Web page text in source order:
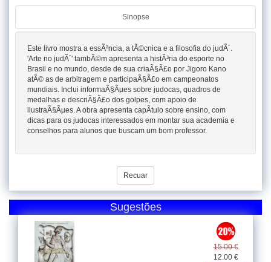
Sinopse
Este livro mostra a essÃªncia, a tÃ©cnica e a filosofia do judÃ´.
'Arte no judÃ´' tambÃ©m apresenta a histÃ³ria do esporte no
Brasil e no mundo, desde de sua criaÃ§Ã£o por Jigoro Kano
atÃ© as de arbitragem e participaÃ§Ã£o em campeonatos
mundiais. Inclui informaÃ§Ãµes sobre judocas, quadros de
medalhas e descriÃ§Ã£o dos golpes, com apoio de
ilustraÃ§Ãµes. A obra apresenta capÃ­tulo sobre ensino, com
dicas para os judocas interessados em montar sua academia e
conselhos para alunos que buscam um bom professor.
Recuar
Sugestões
15.00 €
12.00 €